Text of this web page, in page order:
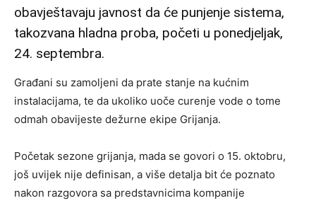
obavještavaju javnost da će punjenje sistema,
takozvana hladna proba, početi u ponedjeljak,
24. septembra.
Građani su zamoljeni da prate stanje na kućnim
instalacijama, te da ukoliko uoče curenje vode o tome
odmah obavijeste dežurne ekipe Grijanja.
Početak sezone grijanja, mada se govori o 15. oktobru,
još uvijek nije definisan, a više detalja bit će poznato
nakon razgovora sa predstavnicima kompanije